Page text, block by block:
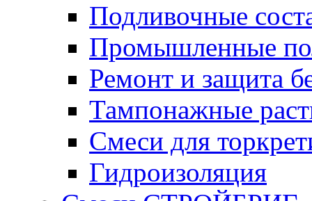
Подливочные
Промышленные
Ремонт и защита
Тампонажные
Смеси для
Гидроизоляция